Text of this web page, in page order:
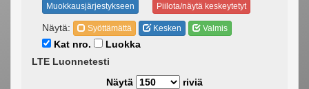
Muokkausjärjestykseen
Piilota/näytä keskeytetyt
Näytä: Syöttämättä Kesken Valmis
Kat nro.
Luokka
LTE Luonnetesti
Näytä
riviä